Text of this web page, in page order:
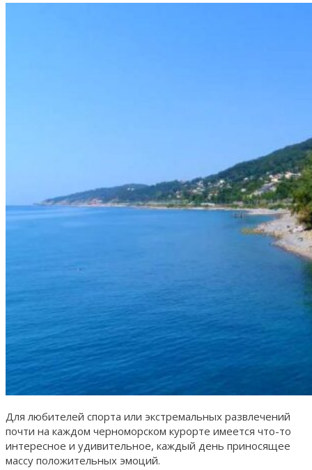
Для любителей спорта или экстремальных развлечений
почти на каждом черноморском курорте имеется что-то
интересное и удивительное, каждый день приносящее
массу положительных эмоций.